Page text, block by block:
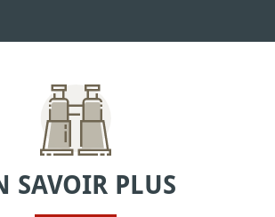
SAVOIR PLUS